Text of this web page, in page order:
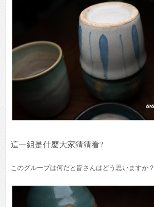
這一組是什麼大家猜猜看?
このグループは何だと皆さんはどう思いますか？